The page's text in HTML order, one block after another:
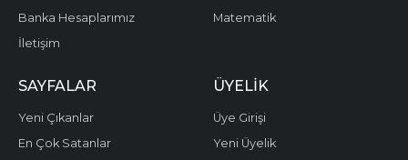
Banka Hesaplarımız
İletişim
Matematik
SAYFALAR
Yeni Çıkanlar
En Çok Satanlar
ÜYELIK
Üye Girişi
Yeni Üyelik